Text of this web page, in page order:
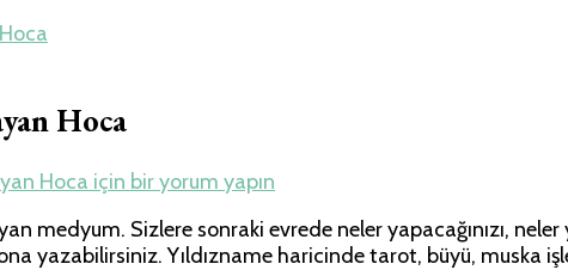
Hoca
Hoca için bir yorum yapın
Sizlere sonraki evrede neler yapacağınızı, neler
ona yazabilirsiniz. Yıldızname haricinde tarot, büyü,